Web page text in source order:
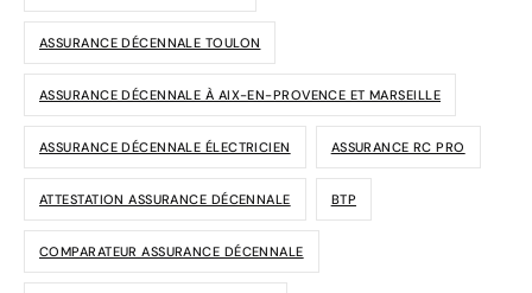
ASSURANCE DÉCENNALE TOULON
ASSURANCE DÉCENNALE À AIX-EN-PROVENCE ET MARSEILLE
ASSURANCE DÉCENNALE ÉLECTRICIEN ASSURANCE RC PRO
ATTESTATION ASSURANCE DÉCENNALE BTP
COMPARATEUR ASSURANCE DÉCENNALE